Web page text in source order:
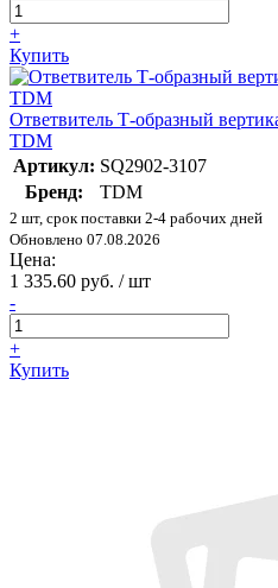
+
Купить
Ответвитель Т-образный
TDM
Артикул: SQ2902-3107
Бренд:
TDM
2 шт, срок поставки 2-4 рабочих дней
Обновлено 07.08.2026
Цена:
1 335.60 руб. / шт
-
+
Купить